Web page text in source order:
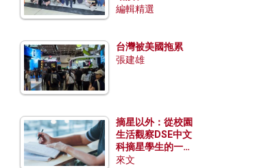
編輯精選
台灣被美國拖累
張建雄
摘星以外：從校園
生活觀察DSE中文
科摘星學生的一點
特質
來文